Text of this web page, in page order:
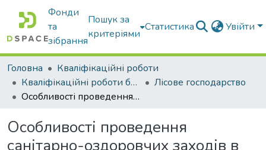
Фонди
та
зібрання
Пошук за
критеріями
Статистика Увійти
Головна
Кваліфікаційні роботи
Кваліфікаційні роботи бакалаврів
Лісове господарство
Особливості проведення санітарно-оздоровчих заходів в умовах війни та їх вплив на екологічний стан лісів Городнянського надлісництва філії «Північний лісовий офіс» ДП «Ліси України»
Особливості проведення
санітарно-оздоровчих заходів в